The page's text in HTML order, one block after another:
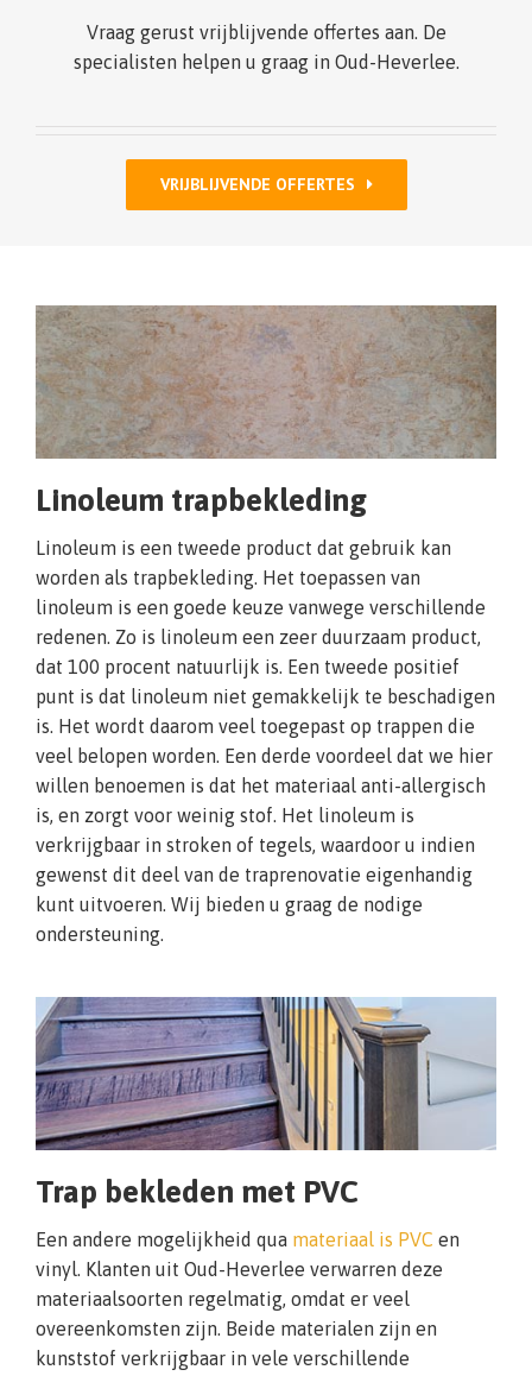
Vraag gerust vrijblijvende offertes aan. De
specialisten helpen u graag in Oud-Heverlee.
VRIJBLIJVENDE OFFERTES
Linoleum trapbekleding
Linoleum is een tweede product dat gebruik kan
worden als trapbekleding. Het toepassen van
linoleum is een goede keuze vanwege verschillende
redenen. Zo is linoleum een zeer duurzaam product,
dat 100 procent natuurlijk is. Een tweede positief
punt is dat linoleum niet gemakkelijk te beschadigen
is. Het wordt daarom veel toegepast op trappen die
veel belopen worden. Een derde voordeel dat we hier
willen benoemen is dat het materiaal anti-allergisch
is, en zorgt voor weinig stof. Het linoleum is
verkrijgbaar in stroken of tegels, waardoor u indien
gewenst dit deel van de traprenovatie eigenhandig
kunt uitvoeren. Wij bieden u graag de nodige
ondersteuning.
Trap bekleden met PVC
Een andere mogelijkheid qua materiaal is PVC en
vinyl. Klanten uit Oud-Heverlee verwarren deze
materiaalsoorten regelmatig, omdat er veel
overeenkomsten zijn. Beide materialen zijn en
kunststof verkrijgbaar in vele verschillende